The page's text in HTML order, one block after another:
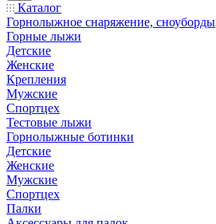
Каталог
Горнолыжное снаряжение, сноуборды
Горные лыжи
Детские
Женские
Крепления
Мужские
Спортцех
Тестовые лыжи
Горнолыжные ботинки
Детские
Женские
Мужские
Спортцех
Палки